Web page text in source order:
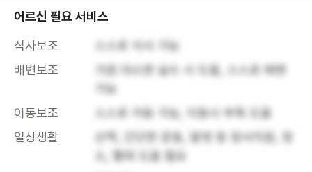
어르신 필요 서비스
식사보조
스스로 식사 가능
배변보조
가끔 대소변 실수 시 도움, 스스로 배변
가능
이동보조
스스로 거동 가능, 이동시 부축 도움
일상생활
산책, 간단한 운동, 말벗 등 정서지원, 청
소, 빨래 도움 필요